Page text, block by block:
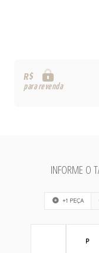
R$
para revenda
INFORME O
+1 PEÇA
P